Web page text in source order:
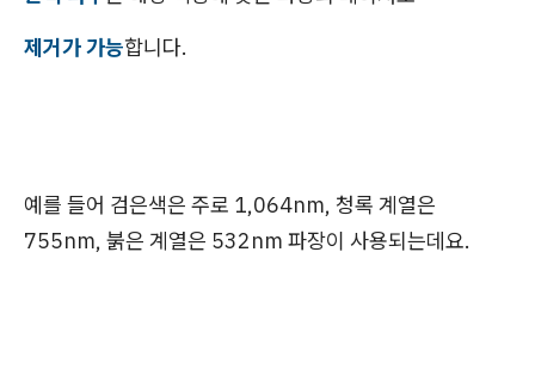
제거가 가능합니다.
예를 들어 검은색은 주로 1,064nm, 청록 계열은
755nm, 붉은 계열은 532nm 파장이 사용되는데요.